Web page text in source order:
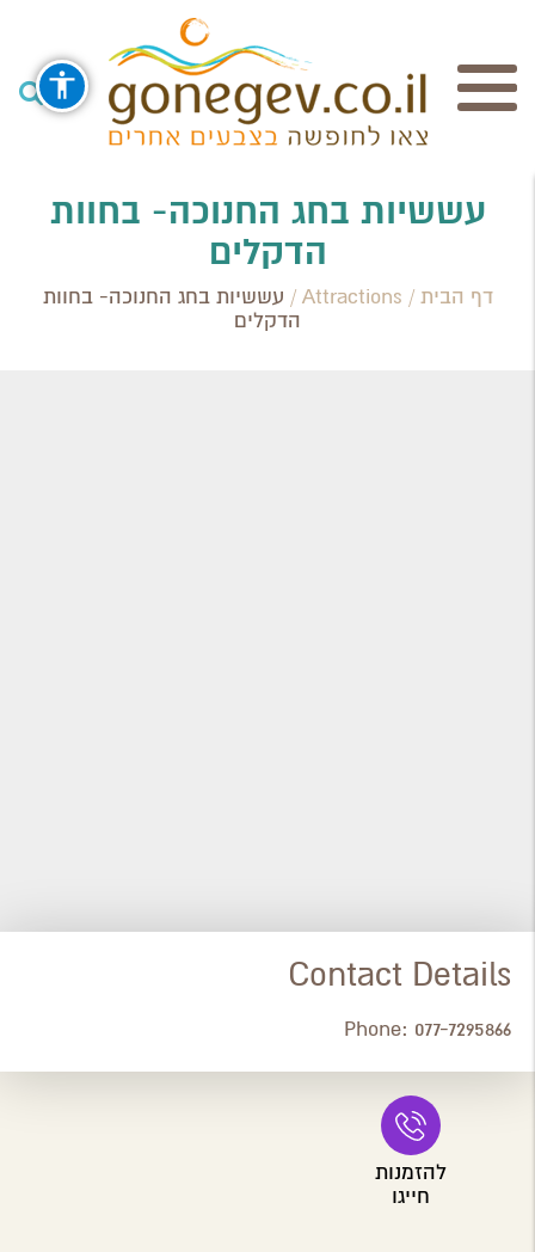
חיפוש
Search Category / Business
עששיות בחג החנוכה- בחוות
הדקלים
דף הבית /
Attractions
/ עששיות בחג החנוכה- בחוות
הדקלים
Contact Details
Phone: 077-7295866
להזמנות
חייגו